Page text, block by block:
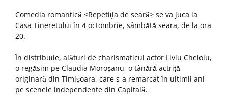
Comedia romantică <Repetiţia de seară> se va juca la
Casa Tineretului în 4 octombrie, sâmbătă seara, de la ora
20.
În distribuție, alături de charismaticul actor Liviu Cheloiu,
o regăsim pe Claudia Moroșanu, o tânără actriță
originară din Timișoara, care s-a remarcat în ultimii ani
pe scenele independente din Capitală.